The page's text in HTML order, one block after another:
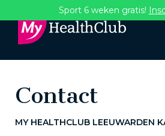
Sport 6 weken gratis!
Contact
MY HEALTHCLUB LEEUWARDEN